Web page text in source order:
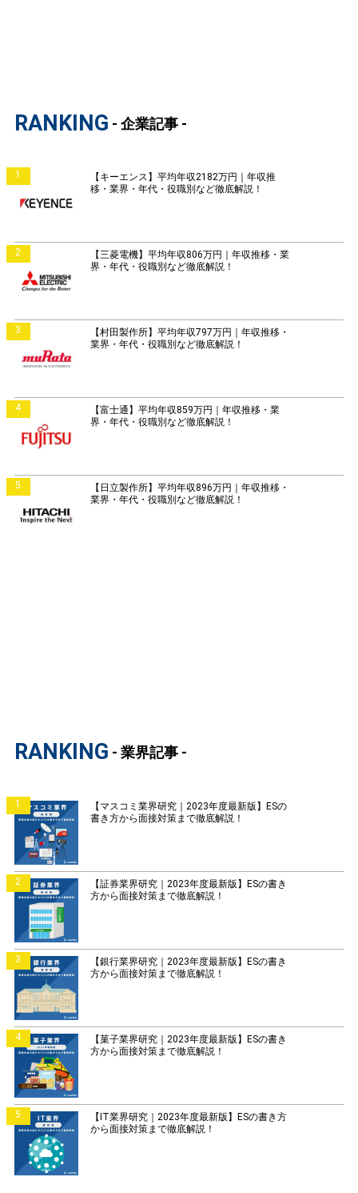
RANKING - 企業記事 -
1
【キーエンス】平均年収2182万円｜年収推
移・業界・年代・役職別など徹底解説！
2
【三菱電機】平均年収806万円｜年収推移・業
界・年代・役職別など徹底解説！
3
【村田製作所】平均年収797万円｜年収推移・
業界・年代・役職別など徹底解説！
4
【富士通】平均年収859万円｜年収推移・業
界・年代・役職別など徹底解説！
5
【日立製作所】平均年収896万円｜年収推移・
業界・年代・役職別など徹底解説！
RANKING - 業界記事 -
1
【マスコミ業界研究｜2023年度最新版】ESの
書き方から面接対策まで徹底解説！
2
【証券業界研究｜2023年度最新版】ESの書き
方から面接対策まで徹底解説！
3
【銀行業界研究｜2023年度最新版】ESの書き
方から面接対策まで徹底解説！
4
【菓子業界研究｜2023年度最新版】ESの書き
方から面接対策まで徹底解説！
5
【IT業界研究｜2023年度最新版】ESの書き方
から面接対策まで徹底解説！